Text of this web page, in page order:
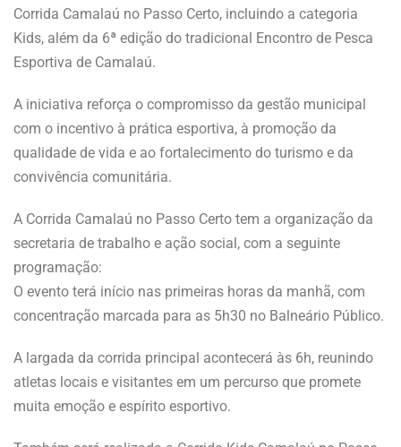
Corrida Camalaú no Passo Certo, incluindo a categoria
Kids, além da 6ª edição do tradicional Encontro de Pesca
Esportiva de Camalaú.
A iniciativa reforça o compromisso da gestão municipal
com o incentivo à prática esportiva, à promoção da
qualidade de vida e ao fortalecimento do turismo e da
convivência comunitária.
A Corrida Camalaú no Passo Certo tem a organização da
secretaria de trabalho e ação social, com a seguinte
programação:
O evento terá início nas primeiras horas da manhã, com
concentração marcada para as 5h30 no Balneário Público.
A largada da corrida principal acontecerá às 6h, reunindo
atletas locais e visitantes em um percurso que promete
muita emoção e espírito esportivo.